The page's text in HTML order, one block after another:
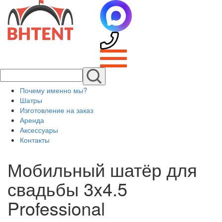
Почему именно мы?
Шатры
Изготовление на заказ
Аренда
Аксессуары
Контакты
Мобильный шатёр для
свадьбы 3x4.5
Professional